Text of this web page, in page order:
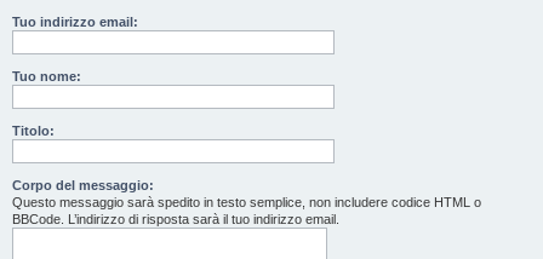
Tuo indirizzo email:
Tuo nome:
Titolo:
Corpo del messaggio:
Questo messaggio sarà spedito in testo semplice, non includere codice HTML o
BBCode. L’indirizzo di risposta sarà il tuo indirizzo email.